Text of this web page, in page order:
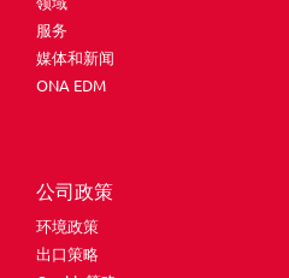
领域
服务
媒体和新闻
ONA EDM
公司政策
环境政策
出口策略